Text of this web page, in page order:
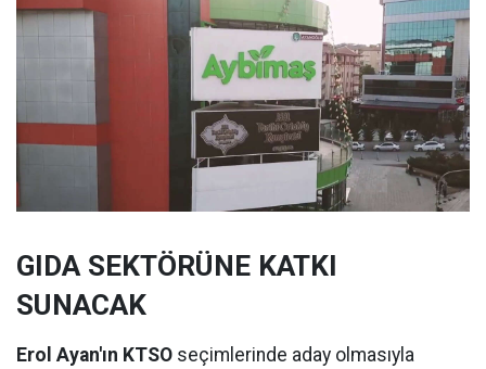
GIDA SEKTÖRÜNE KATKI
SUNACAK
Erol Ayan'ın KTSO seçimlerinde aday olmasıyla